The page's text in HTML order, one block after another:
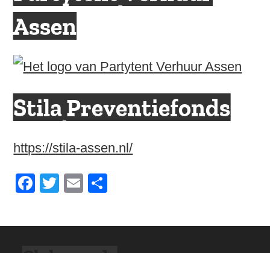
Assen
Stila Preventiefonds
https://stila-assen.nl/
F
c
T
tt
E
ail e